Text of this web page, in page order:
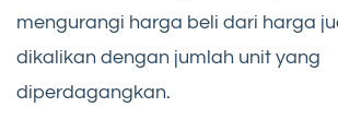
mengurangi harga beli dari harga
dikalikan dengan jumlah unit yang
diperdagangkan.